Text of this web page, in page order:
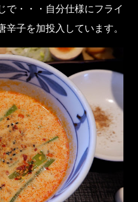
で・・・自分仕様にフライ
辛子を加投入しています。